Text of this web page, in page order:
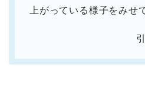
上がっている様子をみせ